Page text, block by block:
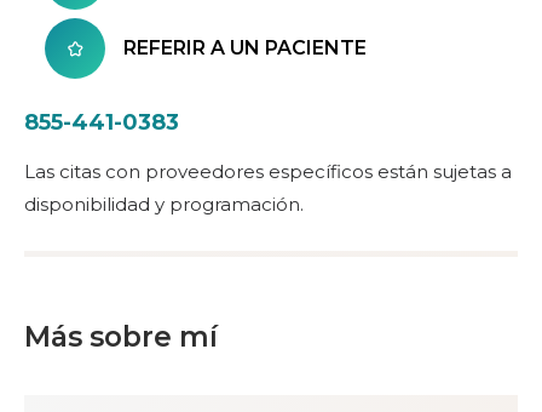
REFERIR A UN PACIENTE
855-441-0383
Las citas con proveedores específicos están sujetas a
disponibilidad y programación.
Más sobre mí